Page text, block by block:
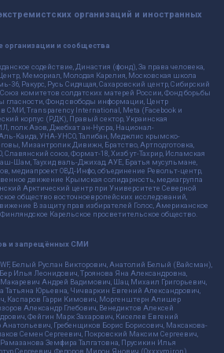
организаций и иностранных
и сообщества
содействие, Династия (фонд), За права человека,
Мемориал, Молодая Карелия, Московская школа
36, Ракурс, Русь Сидящая, Сахаровский центр, Сибирский
комитетов солдатских матерей России, Фонд борьбы
гласности, Фонд свободы информации, Центр
СМИ, Transparency International, Meta (Facebook и
корпус (РДК), Правый сектор, Украинская
полк Азов, Джебхат ан-Нусра, Национал-
Каида, УНА-УНСО, Талибан, Меджлис крымско-
Мизантропик Дивижн, Братство, Артподготовка,
Славянский союз, Формат-18, Хизб ут-Тахрир, Исламская
аш-Шам, Таухид валь-Джихад, АУЕ, Братья мусульмане,
медиапроект ОВД-Инфо, объединение Револьт-центр,
движение Крымская солидарность, медиагруппа
Арктический центр при Университете Северной
общество восточноевропейских исследований,
В защиту прав избирателей Голос, Американское
Карельское просветительское общество.
и запрещённых СМИ
Белый Руслан Викторович, Анатолий Белый (Вайсман),
Илья Леонидович, Троянова Яна Александровна,
Андрей Вадимович, Шац Михаил Григорьевич,
Татьяна Юрьевна, Чичваркин Евгений Александрович,
Каспаров Гарри Кимович, Моргенштерн Алишер
Александр Глебович, Венедиктов Алексей
Фейгин Марк Захарович, Киселев Евгений
Гребенщиков Борис Борисович, Максакова-
Семен Сергеевич, Покровский Максим Сергеевич,
Земфира Талгатовна, Прусикин Илья
Сергеевич, Федоров Мирон Янович (Oxxxymiron),